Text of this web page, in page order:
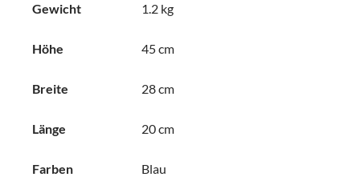
Gewicht 1.2 kg
Höhe 45 cm
Breite 28 cm
Länge 20 cm
Farben Blau